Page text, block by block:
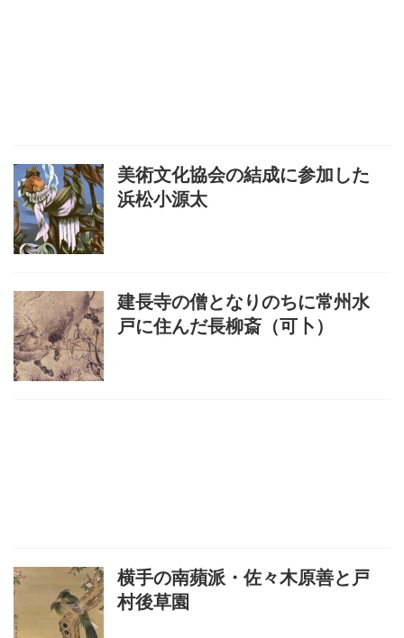
美術文化協会の結成に参加した
浜松小源太
建長寺の僧となりのちに常州水
戸に住んだ長柳斎（可卜）
横手の南蘋派・佐々木原善と戸
村後草園